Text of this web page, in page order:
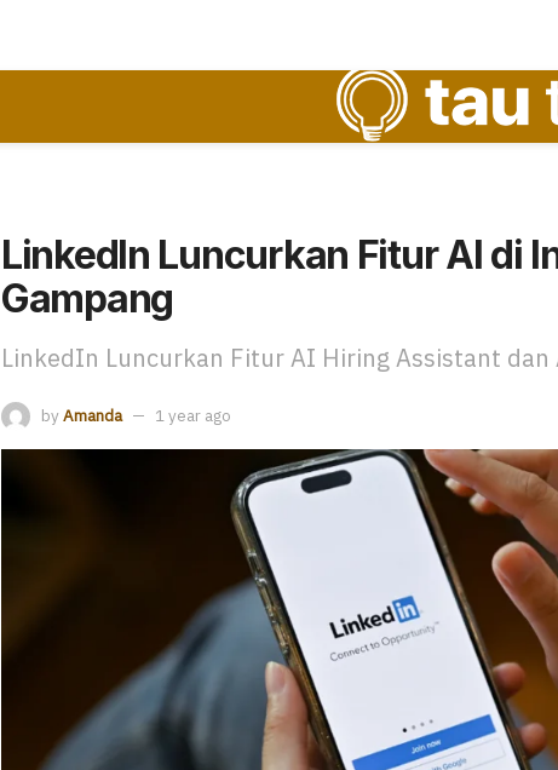
LinkedIn Luncurkan Fitur AI di
Gampang
LinkedIn Luncurkan Fitur AI Hiring Assistant dan
by Amanda 1 year ago